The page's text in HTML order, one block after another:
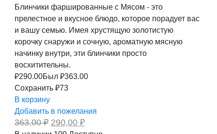
Блинчики фаршированные с Мясом - это
прелестное и вкусное блюдо, которое порадует вас
и вашу семью. Имея хрустящую золотистую
корочку снаружи и сочную, ароматную мясную
начинку внутри, эти блинчики просто
восхитительны.
₽290.00Был ₽363.00
Сохранить ₽73
В корзину
Добавить в пожелания
363,00₽ Первоначальная
цена
290,00 ₽Текущая
цена: